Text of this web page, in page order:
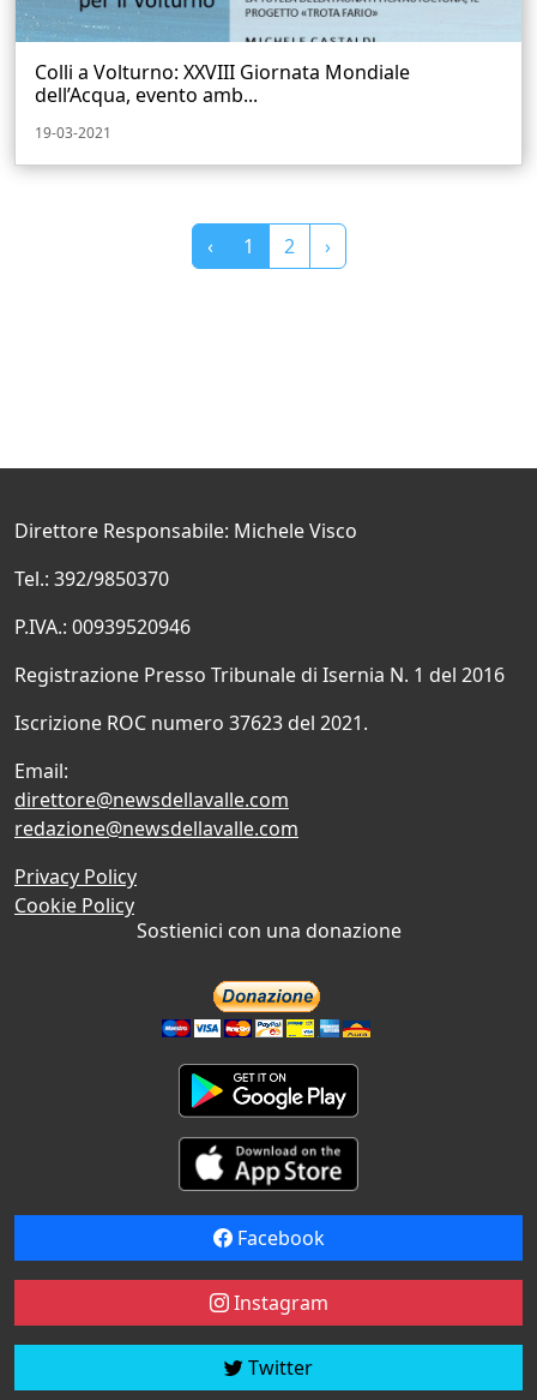
Colli a Volturno: XXVIII Giornata Mondiale
dell’Acqua, evento amb...
19-03-2021
‹ 1 2 ›
Direttore Responsabile: Michele Visco
Tel.: 392/9850370
P.IVA.: 00939520946
Registrazione Presso Tribunale di Isernia N. 1 del 2016
Iscrizione ROC numero 37623 del 2021.
Email:
direttore@newsdellavalle.com
redazione@newsdellavalle.com
Privacy Policy
Cookie Policy
Sostienici con una donazione
Facebook
Instagram
Twitter